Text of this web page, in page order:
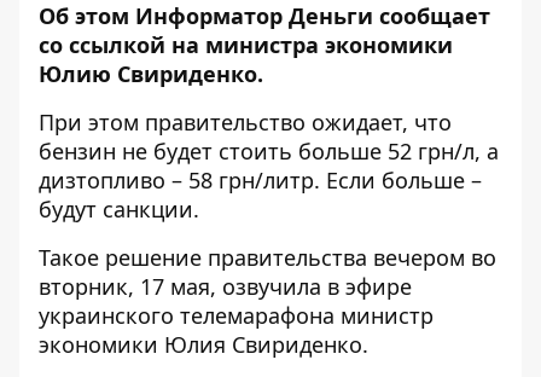
Об этом Информатор Деньги сообщает
со ссылкой на министра экономики
Юлию Свириденко.
При этом правительство ожидает, что
бензин не будет стоить больше 52 грн/л, а
дизтопливо – 58 грн/литр. Если больше –
будут санкции.
Такое решение правительства вечером во
вторник, 17 мая, озвучила в эфире
украинского телемарафона министр
экономики Юлия Свириденко.